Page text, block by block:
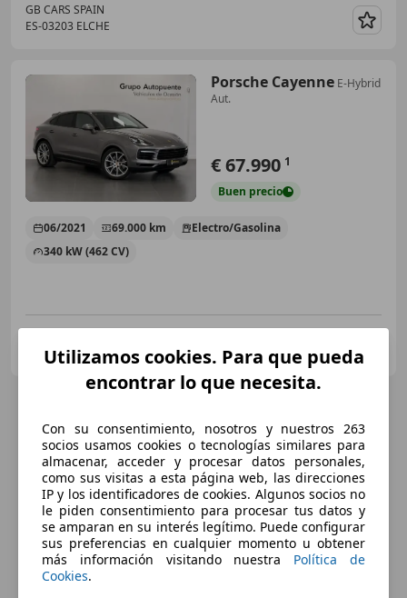
GB CARS SPAIN
ES-03203 ELCHE
Porsche Cayenne E-Hybrid
Aut.
€ 67.990 1
Buen precio
06/2021 69.000 km
Electro/Gasolina
340 kW (462 CV)
ES-30157 ALGEZARES
Utilizamos cookies. Para que pueda
encontrar lo que necesita.
Con su consentimiento, nosotros y nuestros 263
socios usamos cookies o tecnologías similares para
almacenar, acceder y procesar datos personales,
como sus visitas a esta página web, las direcciones
IP y los identificadores de cookies. Algunos socios no
le piden consentimiento para procesar tus datos y
se amparan en su interés legítimo. Puede configurar
sus preferencias en cualquier momento u obtener
más información visitando nuestra Política de
Cookies.